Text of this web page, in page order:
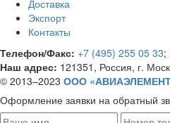
Доставка
Экспорт
Контакты
Телефон/Факс: +7 (495) 255 05 33;
Наш адрес: 121351, Россия, г.
© 2013–2023 ООО
Оформление заявки на обратный